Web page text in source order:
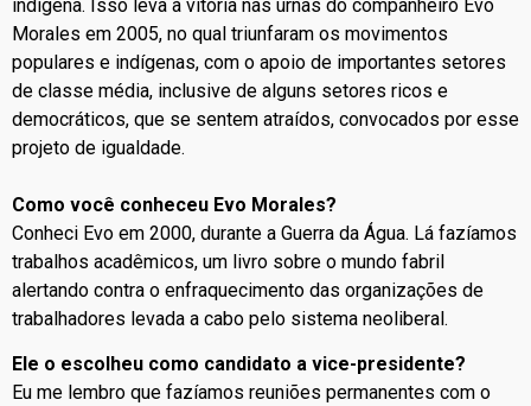
indígena. Isso leva à vitória nas urnas do companheiro Evo
Morales em 2005, no qual triunfaram os movimentos
populares e indígenas, com o apoio de importantes setores
de classe média, inclusive de alguns setores ricos e
democráticos, que se sentem atraídos, convocados por esse
projeto de igualdade.
Como você conheceu Evo Morales?
Conheci Evo em 2000, durante a Guerra da Água. Lá fazíamos
trabalhos acadêmicos, um livro sobre o mundo fabril
alertando contra o enfraquecimento das organizações de
trabalhadores levada a cabo pelo sistema neoliberal.
Ele o escolheu como candidato a vice-presidente?
Eu me lembro que fazíamos reuniões permanentes com o